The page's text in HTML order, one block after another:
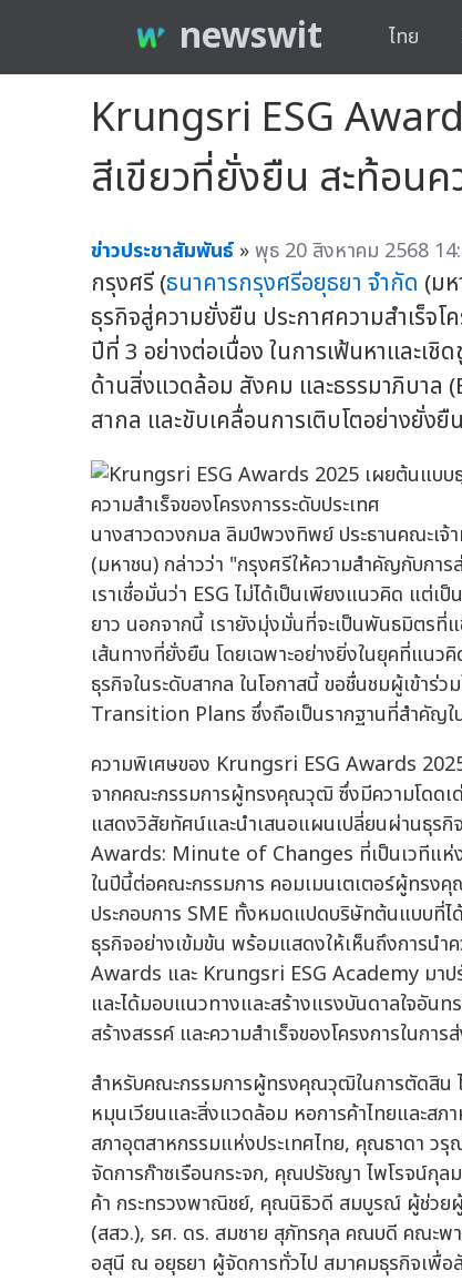
newswit ไทย
Krungsri ESG
สีเขียวที่ยั่งยืน สะท้อนค
ข่าวประชาสัมพันธ์ »พุธ 20 สิงหาคม 2568
กรุงศรี (ธนาคารกรุงศรีอยุธยา จำกัด (ม
ธุรกิจสู่ความยั่งยืน ประกาศความสำเร็จ
ปีที่ 3 อย่างต่อเนื่อง ในการเฟ้นหาและเ
ด้านสิ่งแวดล้อม สังคม และธรรมาภิบาล
สากล และขับเคลื่อนการเติบโตอย่างยั่งยืน
นางสาวดวงกมล ลิมป์พวงทิพย์ ประธานคณะเจ้
(มหาชน) กล่าวว่า "กรุงศรีให้ความสำคัญกับการ
เราเชื่อมั่นว่า ESG ไม่ได้เป็นเพียงแนวคิด แต่เ
ยาว นอกจากนี้ เรายังมุ่งมั่นที่จะเป็นพันธมิตรที่
เส้นทางที่ยั่งยืน โดยเฉพาะอย่างยิ่งในยุคที่แน
ธุรกิจในระดับสากล ในโอกาสนี้ ขอชื่นชมผู้เข้า
Transition Plans ซึ่งถือเป็นรากฐานที่สำคัญใ
ความพิเศษของ Krungsri ESG Awards
จากคณะกรรมการผู้ทรงคุณวุฒิ ซึ่งมีความโดดเ
แสดงวิสัยทัศน์และนำเสนอแผนเปลี่ยนผ่านธุ
Awards: Minute of Changes ที่เป็นเวทีแห่ง
ในปีนี้ต่อคณะกรรมการ คอมเมนเตเตอร์ผู้ทรง
ประกอบการ SME ทั้งหมดแปดบริษัทต้นแบบที่ไ
ธุรกิจอย่างเข้มข้น พร้อมแสดงให้เห็นถึงการนำ
Awards และ Krungsri ESG Academy มาป
และได้มอบแนวทางและสร้างแรงบันดาลใจอั
สร้างสรรค์ และความสำเร็จของโครงการในกา
สำหรับคณะกรรมการผู้ทรงคุณวุฒิในการตัดสิน
หมุนเวียนและสิ่งแวดล้อม หอการค้าไทยและส
สภาอุตสาหกรรมแห่งประเทศไทย, คุณธาดา ว
จัดการก๊าซเรือนกระจก, คุณปรัชญา ไพโรจน์
ค้า กระทรวงพาณิชย์, คุณนิธิวดี สมบูรณ์ ผู้ช่วยผู้
(สสว.), รศ. ดร. สมชาย สุภัทรกุล คณบดี คณะ
อสุนี ณ อยุธยา ผู้จัดการทั่วไป สมาคมธุรกิจเพื่อ